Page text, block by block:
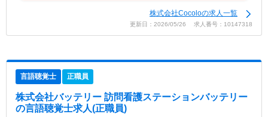
株式会社Cocoloの求人一覧
更新日：2026/05/26 求人番号：10147318
言語聴覚士 正職員
株式会社バッテリー 訪問看護ステーションバッテリー
の言語聴覚士求人(正職員)